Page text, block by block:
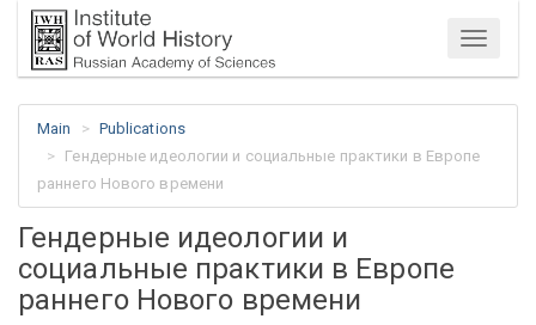
Menu
Main
Publications
Гендерные идеологии и социальные практики в Европе
раннего Нового времени
Гендерные идеологии и
социальные практики в Европе
раннего Нового времени